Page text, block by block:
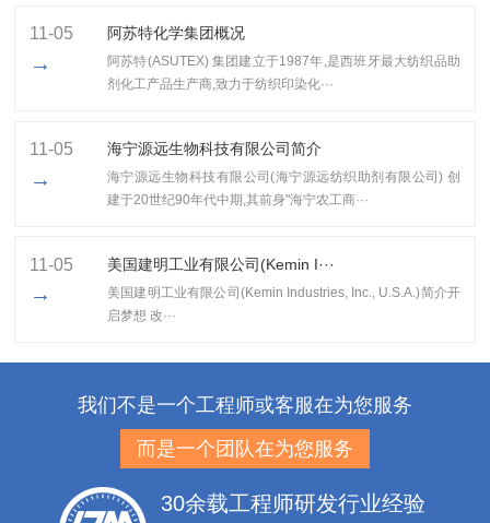
11-05
→
阿苏特化学集团概况
阿苏特(ASUTEX) 集团建立于1987年,是西班牙最大纺织品助
剂化工产品生产商,致力于纺织印染化···
11-05
→
海宁源远生物科技有限公司简介
海宁源远生物科技有限公司(海宁源远纺织助剂有限公司) 创
建于20世纪90年代中期,其前身"海宁农工商···
11-05
→
美国建明工业有限公司(Kemin I···
美国建明工业有限公司(Kemin Industries, Inc., U.S.A.)简介开
启梦想 改···
我们不是一个工程师或客服在为您服务
而是一个团队在为您服务
30余载工程师研发行业经验